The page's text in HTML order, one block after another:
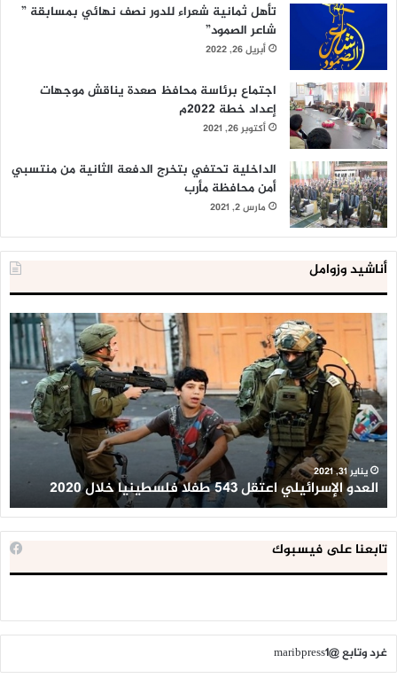
تأهل ثمانية شعراء للدور نصف نهائي بمسابقة ”
شاعر الصمود”
أبريل 26, 2022
اجتماع برئاسة محافظ صعدة يناقش موجهات
إعداد خطة 2022م
أكتوبر 26, 2021
الداخلية تحتفي بتخرج الدفعة الثانية من منتسبي
أمن محافظة مأرب
مارس 2, 2021
أناشيد وزوامل
العدو
الإسرائيلي
اعتقل
543
طفلا
فلسطينيا
خلال
2020
يناير 31, 2021
العدو الإسرائيلي اعتقل 543 طفلا فلسطينيا خلال 2020
تابعنا على فيسبوك
غرد وتابع @maribpress1